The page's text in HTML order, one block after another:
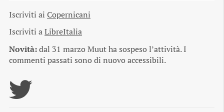
Iscriviti ai Copernicani
Iscriviti aLibreItalia
Novità:dal 31 marzo Muut ha sospeso l’attività. I
commenti passati sono di nuovo accessibili.